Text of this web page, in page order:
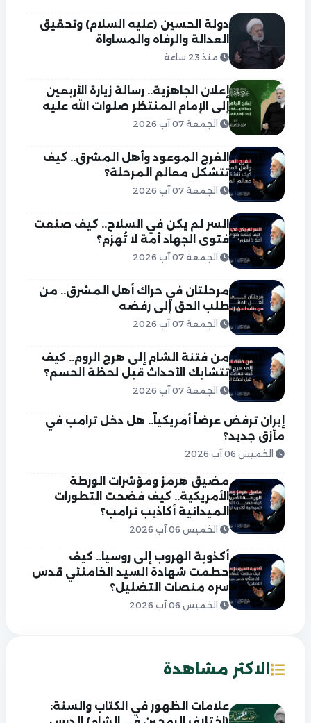
دولة الحسين (عليه السلام) وتحقيق
العدالة والرفاه والمساواة
منذ 23 ساعة
إعلان الجاهزية.. رسالة زيارة الأربعين
إلى الإمام المنتظر صلوات الله عليه
الجمعة 07 آب 2026
الفرج الموعود وأهل المشرق.. كيف
تتشكل معالم المرحلة؟
الجمعة 07 آب 2026
السر لم يكن في السلاح.. كيف صنعت
فتوى الجهاد أمة لا تُهزم؟
الجمعة 07 آب 2026
مرحلتان في حراك أهل المشرق.. من
طلب الحق إلى رفضه
الجمعة 07 آب 2026
من فتنة الشام إلى هرج الروم.. كيف
تتشابك الأحداث قبل لحظة الحسم؟
الجمعة 07 آب 2026
إيران ترفض عرضاً أمريكياً.. هل دخل ترامب في
مأزق جديد؟
الخميس 06 آب 2026
مضيق هرمز ومؤشرات الورطة
الأمريكية.. كيف فضحت التطورات
الميدانية أكاذيب ترامب؟
الخميس 06 آب 2026
أكذوبة الهروب إلى روسيا.. كيف
حطمت شهادة السيد الخامنئي قدس
سره منصات التضليل؟
الخميس 06 آب 2026
الاكثر مشاهدة
علامات الظهور في الكتاب والسنة: